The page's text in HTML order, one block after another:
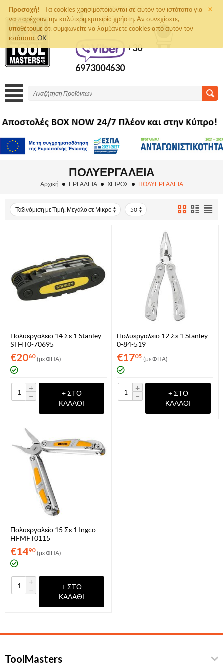
×
Προσοχή!
Τα cookies χρησιμοποιούνται σε αυτόν τον ιστότοπο για
να παρέχουν την καλύτερη εμπειρία χρήστη. Αν συνεχίσετε,
υποθέτουμε ότι συμφωνείτε να λαμβάνετε cookies από αυτόν τον
ιστότοπο. OK
+30 2810261292
ΤΗΛΈΦΩΝΟ
ΠΑΡΑΓΓΕΛΙΏΝ
+30
6973004630
0
ΠΟΛΥΕΡΓΑΛΕΙΑ
Αρχική ΕΡΓΑΛΕΙΑ ΧΕΙΡΟΣ ΠΟΛΥΕΡΓΑΛΕΙΑ
Ταξινόμιση με Τιμή: Μεγάλο σε Μικρό 50
Πολυεργαλείο 14 Σε 1 Stanley
STHT0-70695
€2060 (με ΦΠΑ)
+
−
+ ΣΤΟ
ΚΑΛΆΘΙ
Πολυεργαλείο 12 Σε 1 Stanley
0-84-519
€1705 (με ΦΠΑ)
+
−
+ ΣΤΟ
ΚΑΛΆΘΙ
Πολυεργαλείο 15 Σε 1 Ingco
HFMFT0115
€1490 (με ΦΠΑ)
+
−
+ ΣΤΟ
ΚΑΛΆΘΙ
ToolMasters